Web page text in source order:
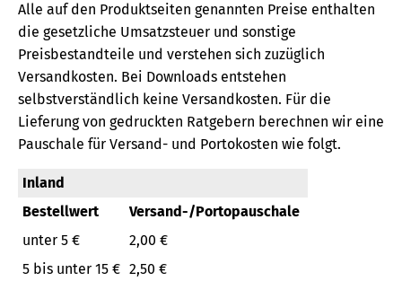
Broschüre
Buch
Alle auf den Produktseiten genannten Preise enthalten
die gesetzliche Umsatzsteuer und sonstige
Preisbestandteile und verstehen sich zuzüglich
Versandkosten. Bei Downloads entstehen
selbstverständlich keine Versandkosten. Für die
Lieferung von gedruckten Ratgebern berechnen wir eine
Pauschale für Versand- und Portokosten wie folgt.
Inland
Bestellwert
Versand-/Portopauschale
unter 5 €
2,00 €
5 bis unter 15 € 2,50 €